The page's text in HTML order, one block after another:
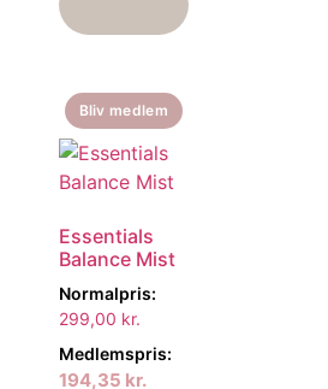
Bliv medlem
Essentials
Balance Mist
Normalpris:
299,00 kr.
Medlemspris:
194,35 kr.